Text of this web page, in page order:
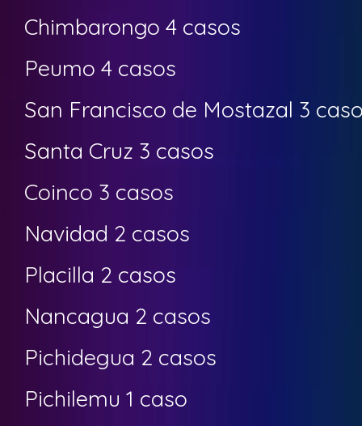
Chimbarongo 4 casos
Peumo 4 casos
San Francisco de Mostazal 3
Santa Cruz 3 casos
Coinco 3 casos
Navidad 2 casos
Placilla 2 casos
Nancagua 2 casos
Pichidegua 2 casos
Pichilemu 1 caso